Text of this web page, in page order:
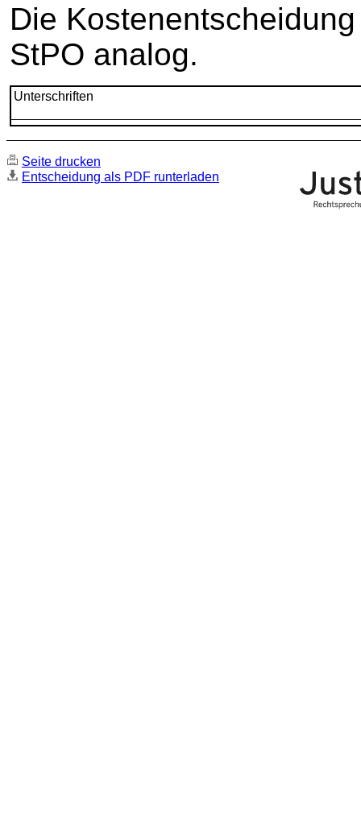
Die
StPO analog.
Unterschriften
Seite drucken
Entscheidung als PDF runterladen